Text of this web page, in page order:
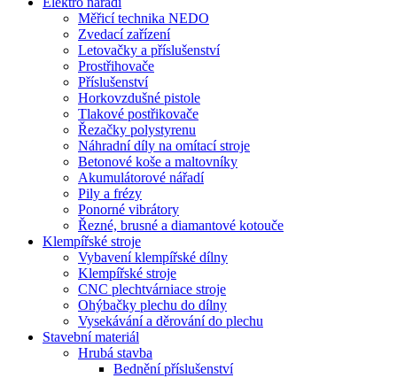
Měřicí technika NEDO
Zvedací zařízení
Letovačky a příslušenství
Prostřihovače
Příslušenství
Horkovzdušné pistole
Tlakové postřikovače
Řezačky polystyrenu
Náhradní díly na omítací stroje
Betonové koše a maltovníky
Akumulátorové nářadí
Pily a frézy
Ponorné vibrátory
Řezné, brusné a diamantové kotouče
Klempířské stroje
Vybavení klempířské dílny
Klempířské stroje
CNC plechtvárniace stroje
Ohýbačky plechu do dílny
Vysekávání a děrování do plechu
Stavební materiál
Hrubá stavba
Bednění příslušenství